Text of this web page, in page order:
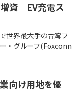
増資 EV充電ス
世界最大手の台湾フ
・グループ(Foxconn
向け用地を優